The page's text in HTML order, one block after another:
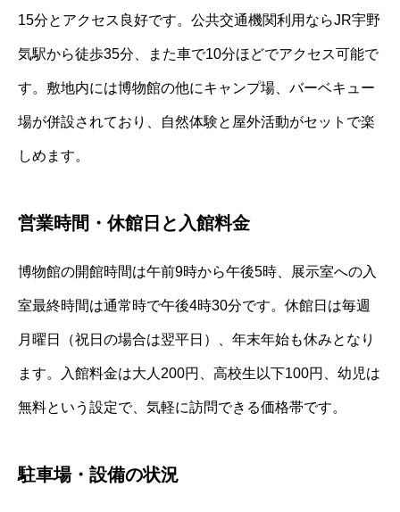
15分とアクセス良好です。公共交通機関利用ならJR宇野
気駅から徒歩35分、また車で10分ほどでアクセス可能で
す。敷地内には博物館の他にキャンプ場、バーベキュー
場が併設されており、自然体験と屋外活動がセットで楽
しめます。
営業時間・休館日と入館料金
博物館の開館時間は午前9時から午後5時、展示室への入
室最終時間は通常時で午後4時30分です。休館日は毎週
月曜日（祝日の場合は翌平日）、年末年始も休みとなり
ます。入館料金は大人200円、高校生以下100円、幼児は
無料という設定で、気軽に訪問できる価格帯です。
駐車場・設備の状況